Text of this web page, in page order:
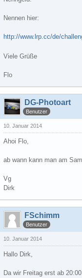
Nennen hier:
http://www.lrp.cc/de/
Viele Grüße
Flo
DG-Photoart
Benutzer
10. Januar 2014
Ahoi Flo,
ab wann kann man am
Vg
Dirk
FSchimm
Benutzer
10. Januar 2014
Hallo Dirk,
Da wir Freitag erst ab